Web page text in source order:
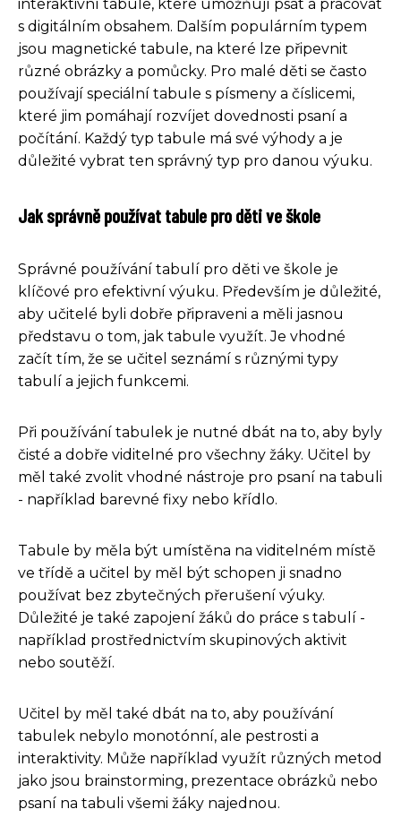
interaktivní tabule, které umožňují psát a pracovat
s digitálním obsahem. Dalším populárním typem
jsou magnetické tabule, na které lze připevnit
různé obrázky a pomůcky. Pro malé děti se často
používají speciální tabule s písmeny a číslicemi,
které jim pomáhají rozvíjet dovednosti psaní a
počítání. Každý typ tabule má své výhody a je
důležité vybrat ten správný typ pro danou výuku.
Jak správně používat tabule pro děti ve škole
Správné používání tabulí pro děti ve škole je
klíčové pro efektivní výuku. Především je důležité,
aby učitelé byli dobře připraveni a měli jasnou
představu o tom, jak tabule využít. Je vhodné
začít tím, že se učitel seznámí s různými typy
tabulí a jejich funkcemi.
Při používání tabulek je nutné dbát na to, aby byly
čisté a dobře viditelné pro všechny žáky. Učitel by
měl také zvolit vhodné nástroje pro psaní na tabuli
- například barevné fixy nebo křídlo.
Tabule by měla být umístěna na viditelném místě
ve třídě a učitel by měl být schopen ji snadno
používat bez zbytečných přerušení výuky.
Důležité je také zapojení žáků do práce s tabulí -
například prostřednictvím skupinových aktivit
nebo soutěží.
Učitel by měl také dbát na to, aby používání
tabulek nebylo monotónní, ale pestrosti a
interaktivity. Může například využít různých metod
jako jsou brainstorming, prezentace obrázků nebo
psaní na tabuli všemi žáky najednou.